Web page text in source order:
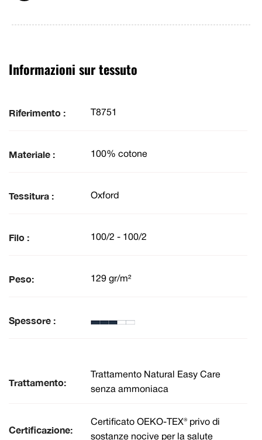
Informazioni sur tessuto
Riferimento : T8751
Materiale : 100% cotone
Tessitura : Oxford
Filo : 100/2 - 100/2
Peso: 129 gr/m²
Spessore :
Trattamento:
Trattamento Natural Easy Care
senza ammoniaca
Certificazione:
Certificato OEKO-TEX® privo di
sostanze nocive per la salute